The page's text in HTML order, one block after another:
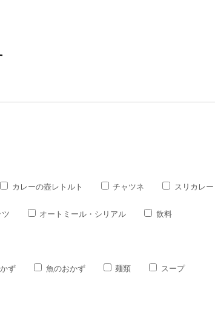
カレーの壺レトルト チャツネ スリカレー
ツ オートミール・シリアル 飲料
ず 魚のおかず 麺類 スープ